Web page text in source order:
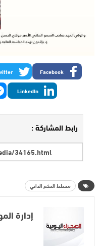
Facebook
LinkedIn
رابط المشاركة :
مخطط الحكم الذاتي
إدارة